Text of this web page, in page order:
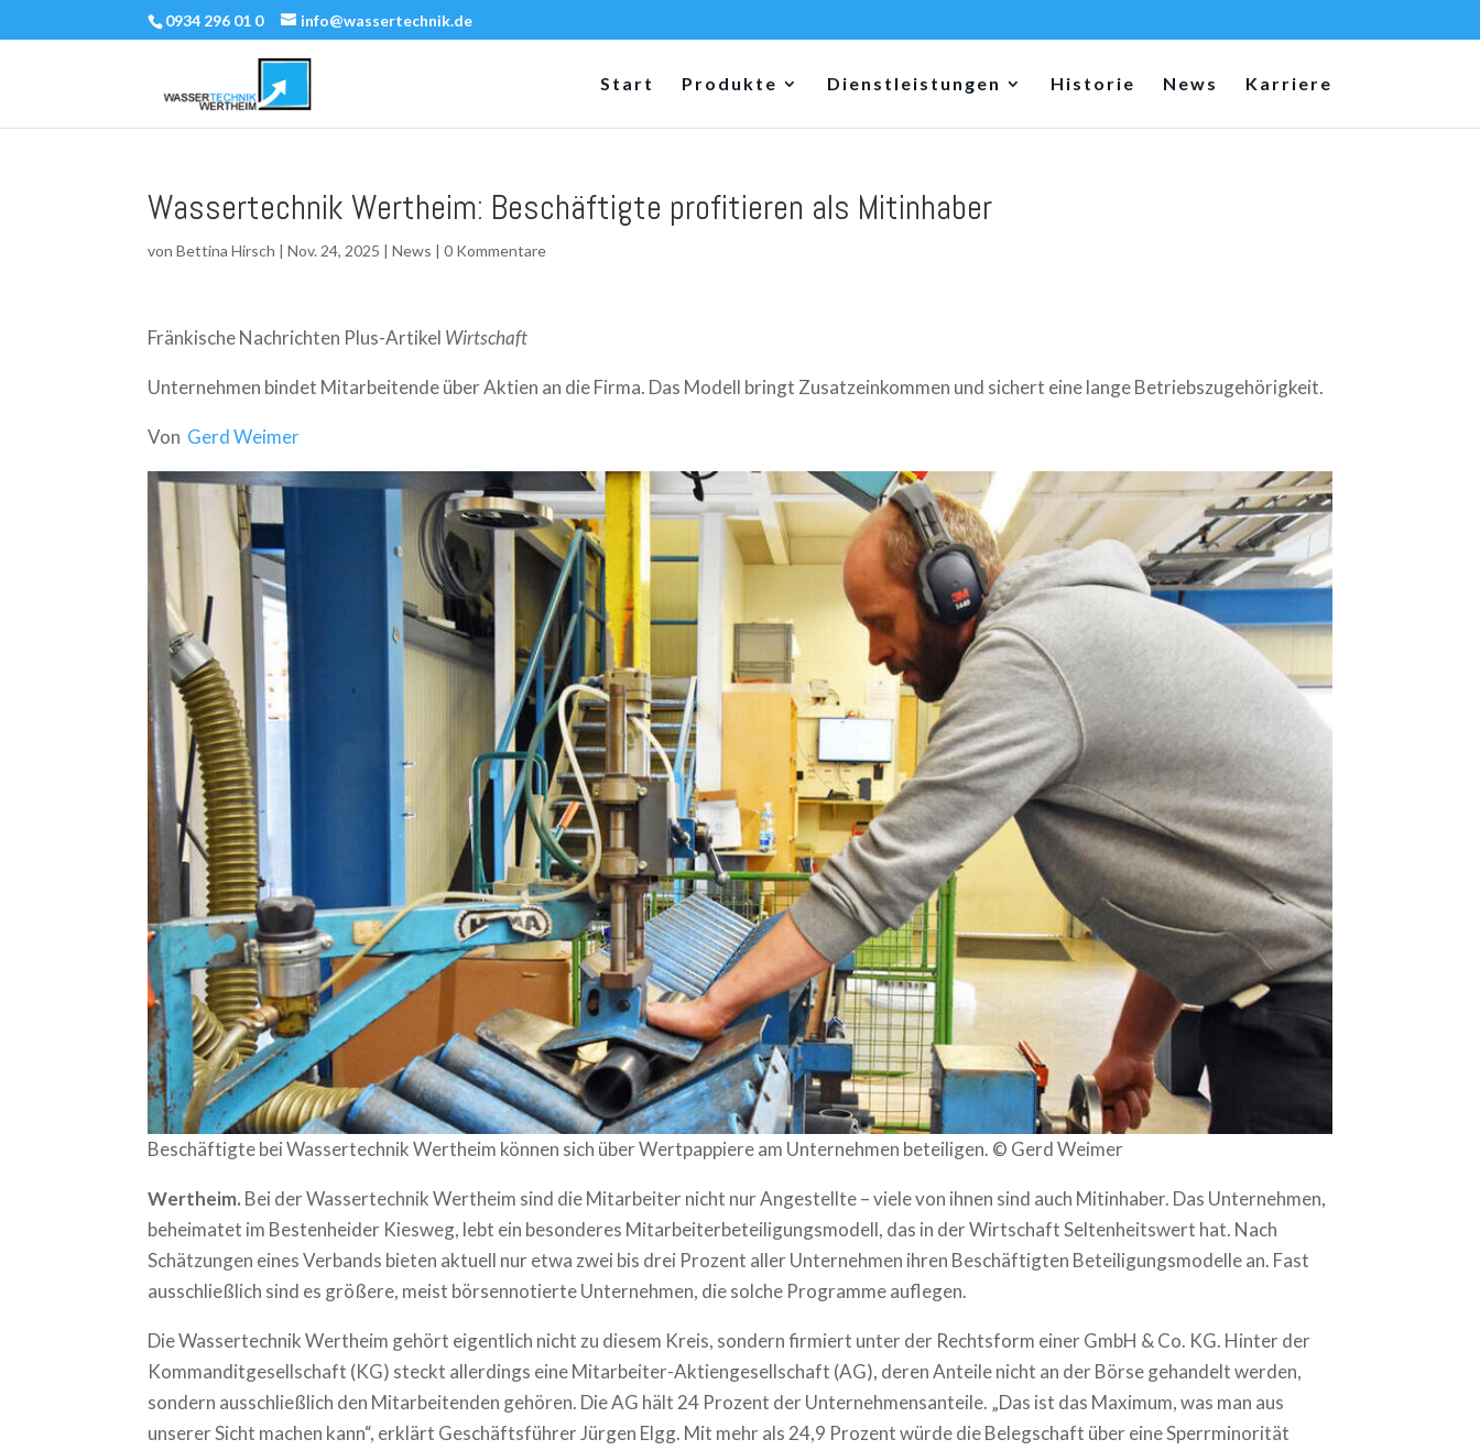
0934 296 01 0 info@wassertechnik.de
Start Produkte Dienstleistungen Historie News Karriere
Wassertechnik Wertheim: Beschäftigte profitieren als Mitinhaber
vonBettina Hirsch |Nov. 24, 2025 |News |0 Kommentare
Fränkische Nachrichten Plus-Artikel Wirtschaft
Unternehmen bindet Mitarbeitende über Aktien an die Firma. Das Modell bringt Zusatzeinkommen und sichert eine lange Betriebszugehörigkeit.
Von Gerd Weimer
Beschäftigte bei Wassertechnik Wertheim können sich über Wertpappiere am Unternehmen beteiligen. © Gerd Weimer
Wertheim. Bei der Wassertechnik Wertheim sind die Mitarbeiter nicht nur Angestellte – viele von ihnen sind auch Mitinhaber. Das Unternehmen,
beheimatet im Bestenheider Kiesweg, lebt ein besonderes Mitarbeiterbeteiligungsmodell, das in der Wirtschaft Seltenheitswert hat. Nach
Schätzungen eines Verbands bieten aktuell nur etwa zwei bis drei Prozent aller Unternehmen ihren Beschäftigten Beteiligungsmodelle an. Fast
ausschließlich sind es größere, meist börsennotierte Unternehmen, die solche Programme auflegen.
Die Wassertechnik Wertheim gehört eigentlich nicht zu diesem Kreis, sondern firmiert unter der Rechtsform einer GmbH & Co. KG. Hinter der
Kommanditgesellschaft (KG) steckt allerdings eine Mitarbeiter-Aktiengesellschaft (AG), deren Anteile nicht an der Börse gehandelt werden,
sondern ausschließlich den Mitarbeitenden gehören. Die AG hält 24 Prozent der Unternehmensanteile. „Das ist das Maximum, was man aus
unserer Sicht machen kann“, erklärt Geschäftsführer Jürgen Elgg. Mit mehr als 24,9 Prozent würde die Belegschaft über eine Sperrminorität